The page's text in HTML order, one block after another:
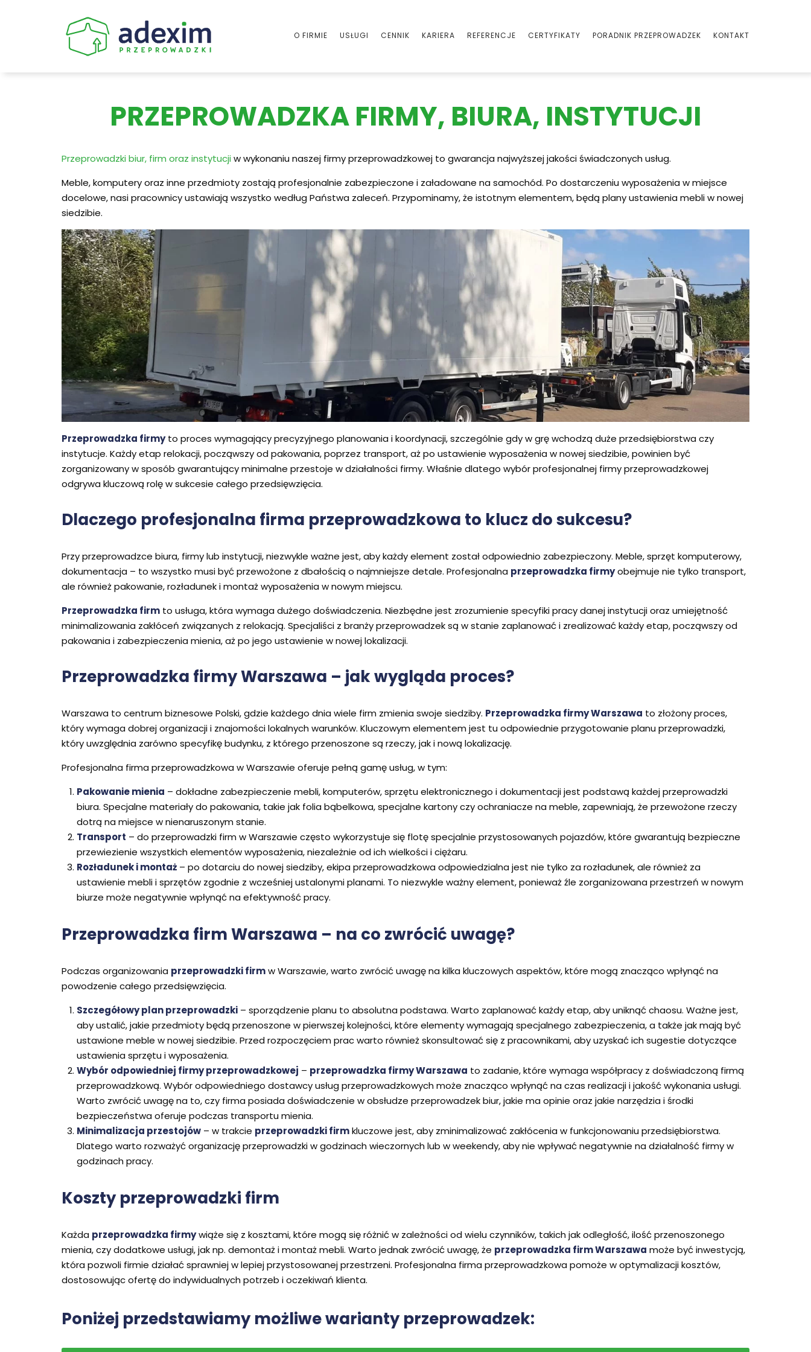
O FIRMIE USŁUGI CENNIK KARIERA REFERENCJE CERTYFIKATY PORADNIK PRZEPROWADZEK KONTAKT
PRZEPROWADZKA FIRMY, BIURA, INSTYTUCJI
Przeprowadzki biur, firm oraz instytucji w wykonaniu naszej firmy przeprowadzkowej to gwarancja najwyższej jakości świadczonych usług.
Meble, komputery oraz inne przedmioty zostają profesjonalnie zabezpieczone i załadowane na samochód. Po dostarczeniu wyposażenia w miejsce
docelowe, nasi pracownicy ustawiają wszystko według Państwa zaleceń. Przypominamy, że istotnym elementem, będą plany ustawienia mebli w nowej
siedzibie.
Przeprowadzka firmyto proces wymagający precyzyjnego planowania i koordynacji, szczególnie gdy w grę wchodzą duże przedsiębiorstwa czy
instytucje. Każdy etap relokacji, począwszy od pakowania, poprzez transport, aż po ustawienie wyposażenia w nowej siedzibie, powinien być
zorganizowany w sposób gwarantujący minimalne przestoje w działalności firmy. Właśnie dlatego wybór profesjonalnej firmy przeprowadzkowej
odgrywa kluczową rolę w sukcesie całego przedsięwzięcia.
Dlaczego profesjonalna firma przeprowadzkowa to klucz do sukcesu?
Przy przeprowadzce biura, firmy lub instytucji, niezwykle ważne jest, aby każdy element został odpowiednio zabezpieczony. Meble, sprzęt komputerowy,
dokumentacja – to wszystko musi być przewożone z dbałością o najmniejsze detale. Profesjonalna przeprowadzka firmyobejmuje nie tylko transport,
ale również pakowanie, rozładunek i montaż wyposażenia w nowym miejscu.
Przeprowadzka firm to usługa, która wymaga dużego doświadczenia. Niezbędne jest zrozumienie specyfiki pracy danej instytucji oraz umiejętność
minimalizowania zakłóceń związanych z relokacją. Specjaliści z branży przeprowadzek są w stanie zaplanować i zrealizować każdy etap, począwszy od
pakowania i zabezpieczenia mienia, aż po jego ustawienie w nowej lokalizacji.
Przeprowadzka firmy Warszawa – jak wygląda proces?
Warszawa to centrum biznesowe Polski, gdzie każdego dnia wiele firm zmienia swoje siedziby. Przeprowadzka firmy Warszawa to złożony proces,
który wymaga dobrej organizacji i znajomości lokalnych warunków. Kluczowym elementem jest tu odpowiednie przygotowanie planu przeprowadzki,
który uwzględnia zarówno specyfikę budynku, z którego przenoszone są rzeczy, jak i nową lokalizację.
Profesjonalna firma przeprowadzkowa w Warszawie oferuje pełną gamę usług, w tym:
Pakowanie mienia – dokładne zabezpieczenie mebli, komputerów, sprzętu elektronicznego i dokumentacji jest podstawą każdej przeprowadzki
biura. Specjalne materiały do pakowania, takie jak folia bąbelkowa, specjalne kartony czy ochraniacze na meble, zapewniają, że przewożone rzeczy
dotrą na miejsce w nienaruszonym stanie.
Transport – do przeprowadzki firm w Warszawie często wykorzystuje się flotę specjalnie przystosowanych pojazdów, które gwarantują bezpieczne
przewiezienie wszystkich elementów wyposażenia, niezależnie od ich wielkości i ciężaru.
Rozładunek i montaż – po dotarciu do nowej siedziby, ekipa przeprowadzkowa odpowiedzialna jest nie tylko za rozładunek, ale również za
ustawienie mebli i sprzętów zgodnie z wcześniej ustalonymi planami. To niezwykle ważny element, ponieważ źle zorganizowana przestrzeń w nowym
biurze może negatywnie wpłynąć na efektywność pracy.
Przeprowadzka firm Warszawa – na co zwrócić uwagę?
Podczas organizowania przeprowadzki firmw Warszawie, warto zwrócić uwagę na kilka kluczowych aspektów, które mogą znacząco wpłynąć na
powodzenie całego przedsięwzięcia.
Szczegółowy plan przeprowadzki – sporządzenie planu to absolutna podstawa. Warto zaplanować każdy etap, aby uniknąć chaosu. Ważne jest,
aby ustalić, jakie przedmioty będą przenoszone w pierwszej kolejności, które elementy wymagają specjalnego zabezpieczenia, a także jak mają być
ustawione meble w nowej siedzibie. Przed rozpoczęciem prac warto również skonsultować się z pracownikami, aby uzyskać ich sugestie dotyczące
ustawienia sprzętu i wyposażenia.
Wybór odpowiedniej firmy przeprowadzkowej – przeprowadzka firmy Warszawa to zadanie, które wymaga współpracy z doświadczoną firmą
przeprowadzkową. Wybór odpowiedniego dostawcy usług przeprowadzkowych może znacząco wpłynąć na czas realizacji i jakość wykonania usługi.
Warto zwrócić uwagę na to, czy firma posiada doświadczenie w obsłudze przeprowadzek biur, jakie ma opinie oraz jakie narzędzia i środki
bezpieczeństwa oferuje podczas transportu mienia.
Minimalizacja przestojów – w trakcie przeprowadzki firmkluczowe jest, aby zminimalizować zakłócenia w funkcjonowaniu przedsiębiorstwa.
Dlatego warto rozważyć organizację przeprowadzki w godzinach wieczornych lub w weekendy, aby nie wpływać negatywnie na działalność firmy w
godzinach pracy.
Koszty przeprowadzki firm
Każda przeprowadzka firmywiąże się z kosztami, które mogą się różnić w zależności od wielu czynników, takich jak odległość, ilość przenoszonego
mienia, czy dodatkowe usługi, jak np. demontaż i montaż mebli. Warto jednak zwrócić uwagę, że przeprowadzka firm Warszawa może być inwestycją,
która pozwoli firmie działać sprawniej w lepiej przystosowanej przestrzeni. Profesjonalna firma przeprowadzkowa pomoże w optymalizacji kosztów,
dostosowując ofertę do indywidualnych potrzeb i oczekiwań klienta.
Poniżej przedstawiamy możliwe wariantyprzeprowadzek: